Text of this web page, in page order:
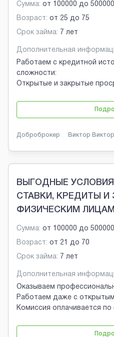
Сумма: от 100000 до
Возраст: от 25 до 75
Срок займа: 7 лет
Дополнительная
Работаем с кредитной
сложности:
Открытые и закрытые
Доброброкер Виктор
ВЫГОДНЫЕ
СТАВКИ, КРЕДИТЫ И
ФИЗИЧЕСКИМ
Сумма: от 100000 до
Возраст: от 21 до 70
Срок займа: 7 лет
Дополнительная
Оказываем
Работаем даже с
Комиссия оплачивается по